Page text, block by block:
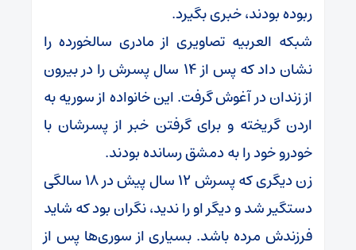
ربوده بودند، خبری بگیرد.
شبکه العربیه تصاویری از مادری سالخورده را
نشان داد که پس از ۱۴ سال پسرش را در بیرون
از زندان در آغوش گرفت. این خانواده از سوریه به
اردن گریخته و برای گرفتن خبر از پسرشان با
خودرو خود را به دمشق رسانده بودند.
زن دیگری که پسرش ۱۲ سال پیش در ۱۸ سالگی
دستگیر شد و دیگر او را ندید، نگران بود که شاید
فرزندش مرده باشد. بسیاری از سوری‌ها پس از